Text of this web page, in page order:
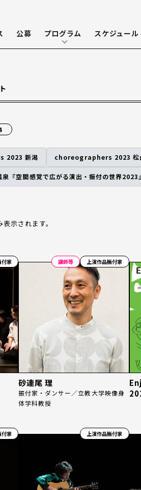
公募 プログラム スケジュール
2023 新潟 choreographers 2023 松
泉『空間感覚で広がる演出・振付の世界2023』
示されます。
付家 講師等 上演作品振付家
砂連尾 理
振付家・ダンサー／立教大学映像身
体学科教授
付家 上演作品振付家